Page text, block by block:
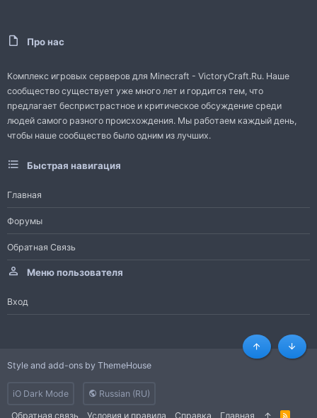
Про нас
Комплекс игровых серверов для Minecraft - VictoryCraft.Ru. Наше
сообщество существует уже много лет и гордится тем, что
предлагает беспристрастное и критическое обсуждение среди
людей самого разного происхождения. Мы работаем каждый день,
чтобы наше сообщество было одним из лучших.
Быстрая навигация
Главная
Форумы
Обратная Связь
Меню пользователя
Вход
iO Dark Mode Russian (RU)
Обратная связь Условия и правила Справка Главная R
Style and add-ons by ThemeHouse
Сверху Снизу